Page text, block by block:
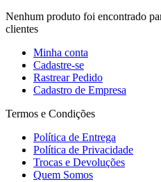
Nenhum produto foi encontrado
clientes
Minha conta
Cadastre-se
Rastrear Pedido
Cadastro de Empresa
Termos e Condições
Política de Entrega
Política de Privacidade
Trocas e Devoluções
Quem Somos